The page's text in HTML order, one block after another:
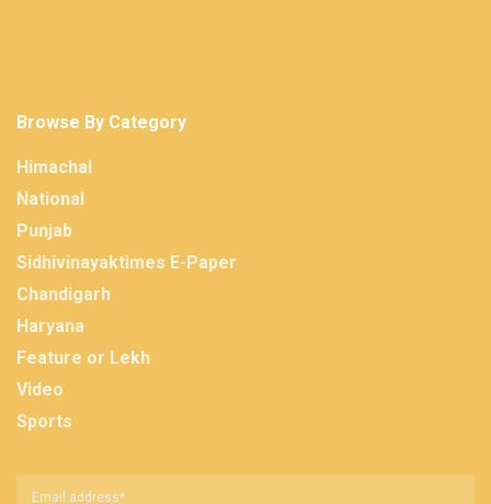
Browse By Category
Himachal
National
Punjab
Sidhivinayaktimes E-Paper
Chandigarh
Haryana
Feature or Lekh
Video
Sports